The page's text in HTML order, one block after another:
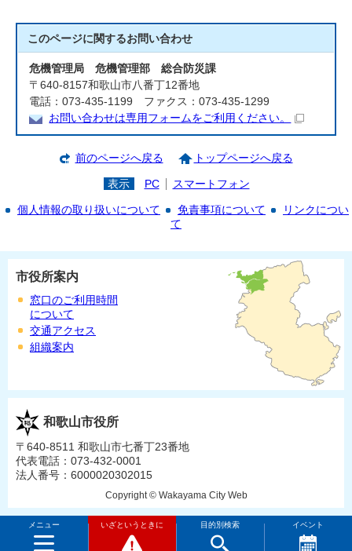
このページに関するお問い合わせ
危機管理局 危機管理部 総合防災課
〒640-8157和歌山市八番丁12番地
電話：073-435-1199 ファクス：073-435-1299
お問い合わせは専用フォームをご利用ください。
前のページへ戻る トップページへ戻る
表示 PC スマートフォン
個人情報の取り扱いについて 免責事項について
リンクについ
て
メニュー いざというときに 目的別検索 イベント
市役所案内
窓口のご利用時間
について
交通アクセス
組織案内
和歌山市役所
〒640-8511 和歌山市七番丁23番地
代表電話：073-432-0001
法人番号：6000020302015
Copyright © Wakayama City Web